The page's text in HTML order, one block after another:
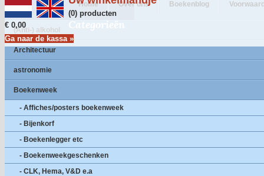
(0) producten
€ 0,00
Ga naar de kassa »
Home Over ons Boekenblog
Categorieën
(Anti-) alkohol
Architectuur
astronomie
Boekenweek
- Affiches/posters boekenweek
- Bijenkorf
- Boekenlegger etc
- Boekenweekgeschenken
- CLK, Hema, V&D e.a